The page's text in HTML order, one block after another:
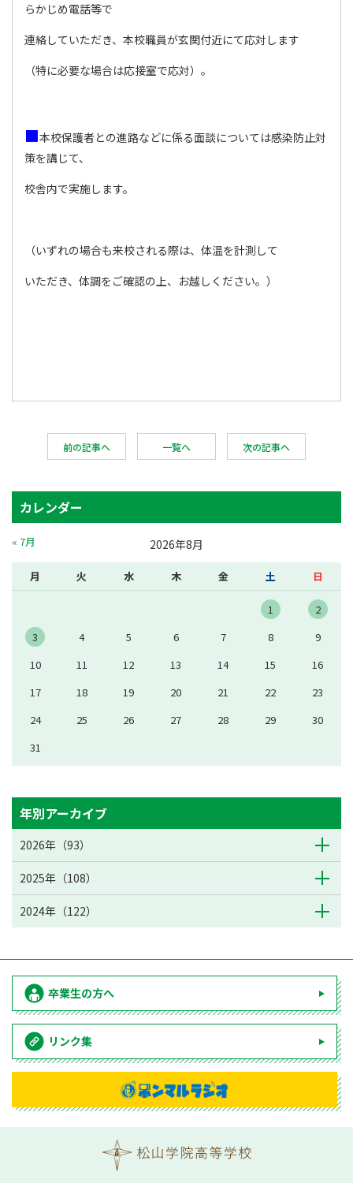
らかじめ電話等で
連絡していただき、本校職員が玄関付近にて応対します
（特に必要な場合は応接室で応対）。
■本校保護者との進路などに係る面談については感染防止対
策を講じて、
校舎内で実施します。
（いずれの場合も来校される際は、体温を計測して
いただき、体調をご確認の上、お越しください。）
前の記事へ 一覧へ 次の記事へ
カレンダー
2026年8月
月 火 水 木 金 土 日
1
2
3
4 5 6 7 8
9
10
11 12 13 14 15
16
17
18 19 20 21 22
23
24
25 26 27 28 29
30
31
« 7月
年別アーカイブ
2026年（93）
2025年（108）
2024年（122）
卒業生の方へ
リンク集